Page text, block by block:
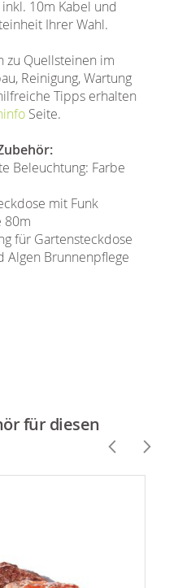
10m Kabel und
Ihrer Wahl.
zu Quellsteinen im
Reinigung, Wartung
Tipps erhalten
Seite.
Beleuchtung: Farbe
mit Funk
80m
für Gartensteckdose
Algen Brunnenpflege
für diesen